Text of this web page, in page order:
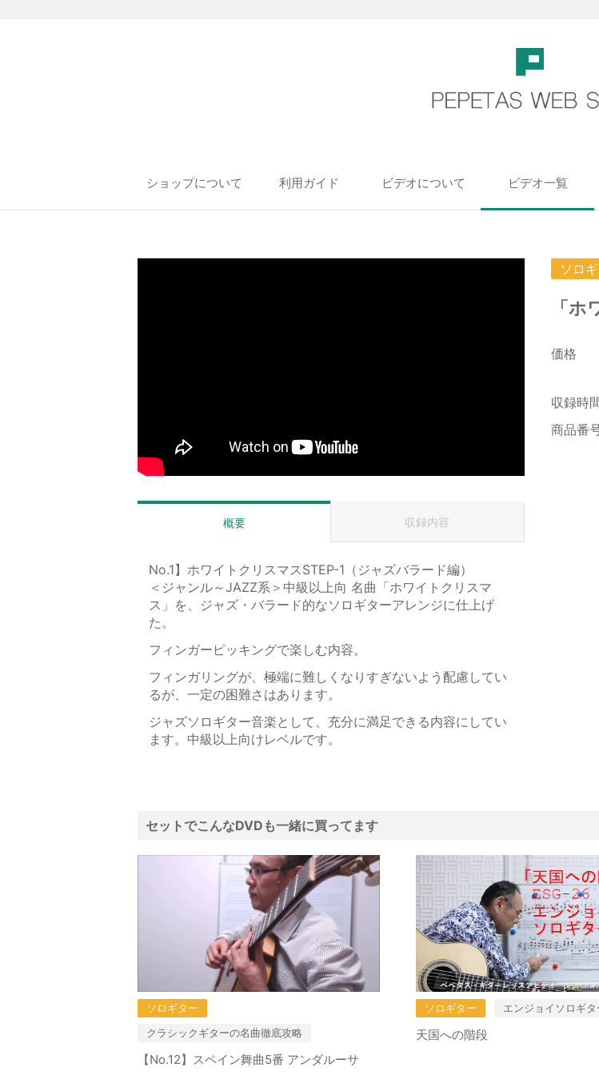
ショップについて 利用ガイド ビデオについて ビデオ一覧
概要 収録内容
No.1】ホワイトクリスマスSTEP-1（ジャズバラード編）
＜ジャンル～JAZZ系＞中級以上向 名曲「ホワイトクリスマ
ス」を、ジャズ・バラード的なソロギターアレンジに仕上げ
た。
フィンガーピッキングで楽しむ内容。
フィンガリングが、極端に難しくなりすぎないよう配慮してい
るが、一定の困難さはあります。
ジャズソロギター音楽として、充分に満足できる内容にしてい
ます。中級以上向けレベルです。
初めに
ソロ
「
価格
収録時
商品番
セットでこんなDVDも一緒に買ってます
ソロギター
クラシックギターの名曲徹底攻略
【No.12】スペイン舞曲5番 アンダルーサ
ソロギター エンジョイソロギタ
天国への階段